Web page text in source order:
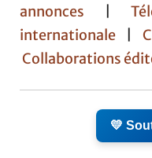
annonces
internationale
Collaborations
💛